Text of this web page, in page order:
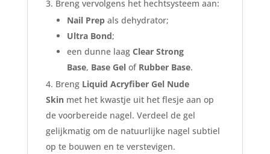
Breng vervolgens het hechtsysteem aan:
Nail Prepals dehydrator;
Ultra Bond;
een dunne laag Clear Strong
Base, Base Gelof Rubber Base.
Breng Liquid Acryfiber Gel Nude
Skinmet het kwastje uit het flesje aan op
de voorbereide nagel. Verdeel de gel
gelijkmatig om de natuurlijke nagel subtiel
op te bouwen en te verstevigen.